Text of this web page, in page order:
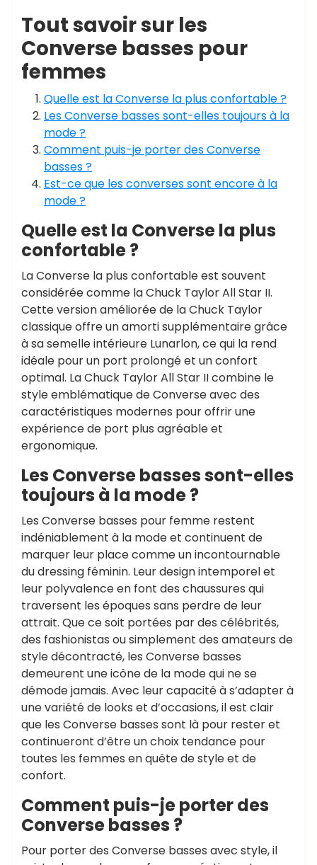
Tout savoir sur les
Converse basses pour
femmes
Quelle est la Converse la plus confortable ?
Les Converse basses sont-elles toujours à la
mode ?
Comment puis-je porter des Converse
basses ?
Est-ce que les converses sont encore à la
mode ?
Quelle est la Converse la plus
confortable ?
La Converse la plus confortable est souvent
considérée comme la Chuck Taylor All Star II.
Cette version améliorée de la Chuck Taylor
classique offre un amorti supplémentaire grâce
à sa semelle intérieure Lunarlon, ce qui la rend
idéale pour un port prolongé et un confort
optimal. La Chuck Taylor All Star II combine le
style emblématique de Converse avec des
caractéristiques modernes pour offrir une
expérience de port plus agréable et
ergonomique.
Les Converse basses sont-elles
toujours à la mode ?
Les Converse basses pour femme restent
indéniablement à la mode et continuent de
marquer leur place comme un incontournable
du dressing féminin. Leur design intemporel et
leur polyvalence en font des chaussures qui
traversent les époques sans perdre de leur
attrait. Que ce soit portées par des célébrités,
des fashionistas ou simplement des amateurs de
style décontracté, les Converse basses
demeurent une icône de la mode qui ne se
démode jamais. Avec leur capacité à s’adapter à
une variété de looks et d’occasions, il est clair
que les Converse basses sont là pour rester et
continueront d’être un choix tendance pour
toutes les femmes en quête de style et de
confort.
Comment puis-je porter des
Converse basses ?
Pour porter des Converse basses avec style, il